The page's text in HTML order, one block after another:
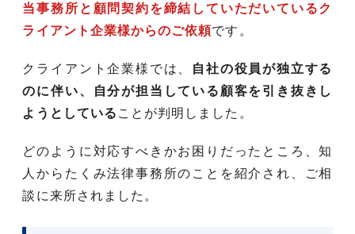
当事務所と顧問契約を締結していただいているク
ライアント企業様からのご依頼です。
クライアント企業様では、
自社の役員が独立する
のに伴い、自分が担当している顧客を引き抜きし
ようとしている ことが判明しました。
どのように対応すべきかお困りだったところ、知
人からたくみ法律事務所のことを紹介され、ご相
談に来所されました。